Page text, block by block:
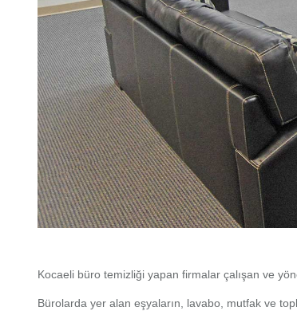
Kocaeli büro temizliği yapan firmalar çalışan ve
Bürolarda yer alan eşyaların, lavabo, mutfak ve